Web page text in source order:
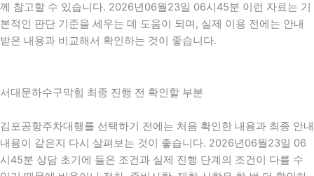
께 참고할 수 있습니다. 2026년06월23일 06시45분 이런 자료는 기
본적인 판단 기준을 세우는 데 도움이 되며, 실제 이용 전에는 안내
받은 내용과 비교해서 확인하는 것이 좋습니다.
서대문하수구막힘 최종 진행 전 확인할 부분
김포공항주차대행를 선택하기 전에는 처음 확인한 내용과 최종 안내
내용이 같은지 다시 살펴보는 것이 좋습니다. 2026년06월23일 06
시45분 상담 초기에 들은 조건과 실제 진행 단계의 조건이 다를 수